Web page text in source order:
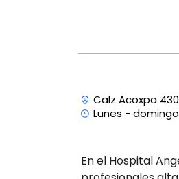
Calz Acoxpa
Lunes -
En el Hospital